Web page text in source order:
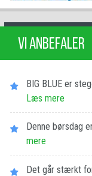
VI ANBEFALER
BIG BLUE er
Læs mere
Denne børsdag
mere
Det går stærkt